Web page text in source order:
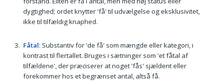
dygtighed; ordet knytter 'få' til udvælgelse og eksklusivitet,
ikke til tilfældig knaphed.
Fåtal: Substantiv for 'de få' som mængde eller kategori, i
kontrast til flertallet. Bruges i sætninger som 'et fåtal af
tilfældene', der præciserer at noget 'fås' sjældent eller
forekommer hos et begrænset antal, altså få.